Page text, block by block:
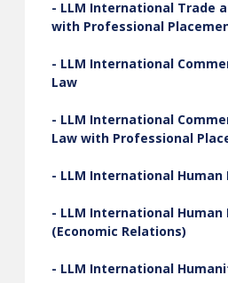
- LLM International Trade
with Professional
- LLM International
Law
- LLM International
Law with Professional
- LLM International Human
- LLM International Human
(Economic Relations)
- LLM International